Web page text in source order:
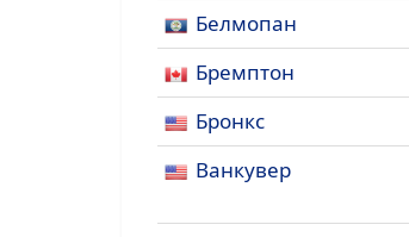
Белмопан
Бремптон
Бронкс
Ванкувер